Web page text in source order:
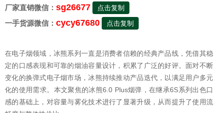
厂家直销微信： sg26677 点击复制
一手货源微信： cycy67680 点击复制
在电子烟领域，冰熊系列一直是消费者信赖的经典产品线，凭借其稳
定的口感表现和可靠的烟油容量设计，积累了广泛的好评。面对不断
变化的换弹式电子烟市场，冰熊持续推动产品迭代，以满足用户多元
化的使用需求。本文聚焦的冰熊6.0 Plus烟弹，在继承6S系列出色口
感的基础上，对容量与雾化技术进行了显著升级，从而提升了使用流